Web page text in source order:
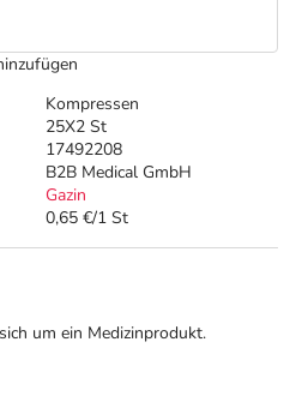
Kompressen
25X2 St
17492208
B2B Medical GmbH
Gazin
0,65 €/1 St
um ein Medizinprodukt.